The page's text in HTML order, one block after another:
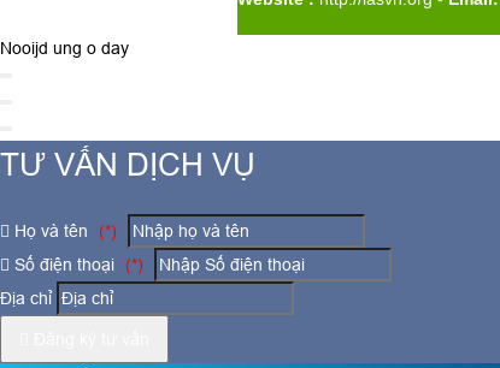
Nooijd ung o day
TƯ VẤN DỊCH VỤ
Họ và tên
(*)
Số điện thoại
(*)
Địa chỉ